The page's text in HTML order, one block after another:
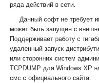
ряда действий в сети.
Данный софт не требует
может быть запущен с
Поддерживает работу с
удаленный запуск
или сторонних систем
TCPDUMP для Windows XP
смс с официального сайта.